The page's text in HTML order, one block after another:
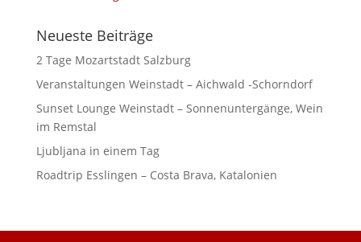
Neueste Beiträge
2 Tage Mozartstadt Salzburg
Veranstaltungen Weinstadt – Aichwald -Schorndorf
Sunset Lounge Weinstadt – Sonnenuntergänge, Wein
im Remstal
Ljubljana in einem Tag
Roadtrip Esslingen – Costa Brava, Katalonien